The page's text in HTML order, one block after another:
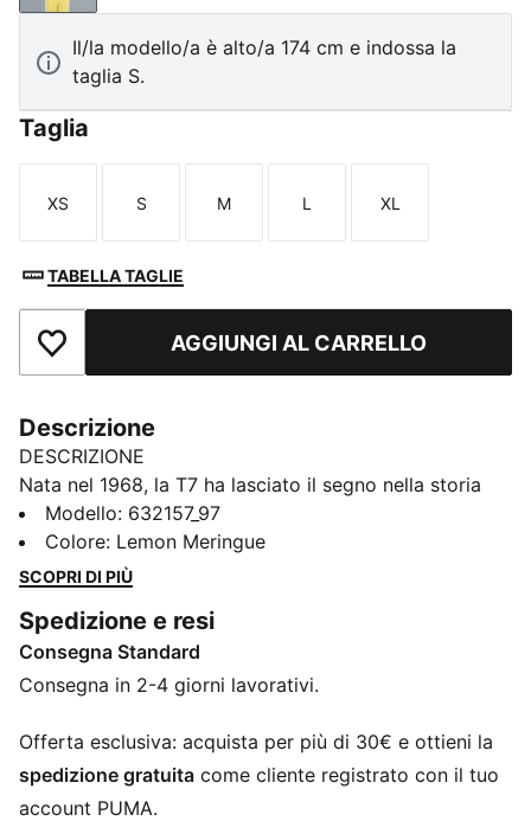
Il/la modello/a è alto/a 174 cm e indossa la
taglia S.
Taglia
Taglia
XS
Taglia
S
Taglia
M
Taglia
L
Taglia
XL
TABELLA TAGLIE
Aggiungi ai PreferitiAGGIUNGI AL CARRELLO
Descrizione
DESCRIZIONE
Nata nel 1968, la T7 ha lasciato il segno nella storia
dello streetwear. Con le sue linee iconiche, i pannelli
laterali affusolati e il branding PUMA, è diventata un
classico senza tempo. Oggi torna con dettagli
l’autenticità del passato con l’energia del presente.
CARATTERISTICHE + VANTAGGI
Con almeno il 90% di materiale riciclato
Vestibilità: Comoda
Materiale principale: Pique
Collo: Scollo a V
Modello: 632157_97
Colore: Lemon Meringue
SCOPRI DI PIÙ
Spedizione e resi
Consegna Standard
Consegna in 2-4 giorni lavorativi.
Offerta esclusiva: acquista per più di 30€ e ottieni la
spedizione gratuita come cliente registrato con il tuo
account PUMA.